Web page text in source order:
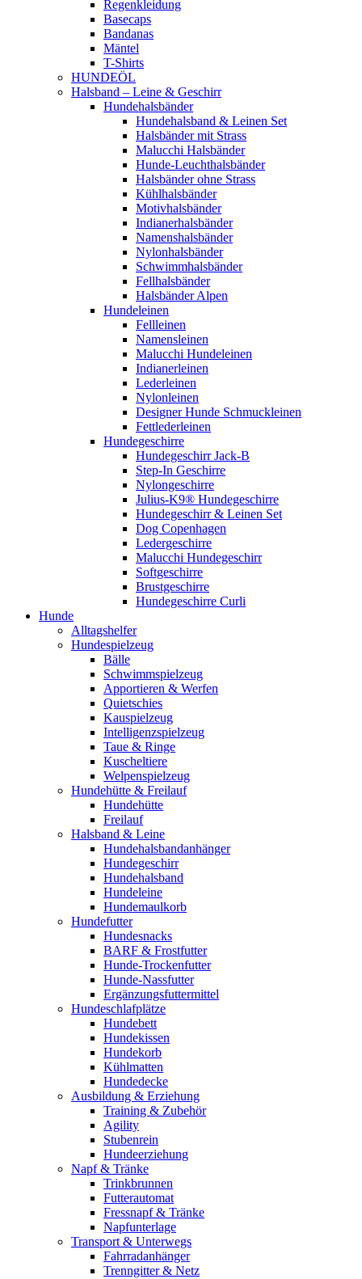
Regenkleidung
Basecaps
Bandanas
Mäntel
T-Shirts
HUNDEÖL
Halsband – Leine & Geschirr
Hundehalsbänder
Hundehalsband & Leinen Set
Halsbänder mit Strass
Malucchi Halsbänder
Hunde-Leuchthalsbänder
Halsbänder ohne Strass
Kühlhalsbänder
Motivhalsbänder
Indianerhalsbänder
Namenshalsbänder
Nylonhalsbänder
Schwimmhalsbänder
Fellhalsbänder
Halsbänder Alpen
Hundeleinen
Fellleinen
Namensleinen
Malucchi Hundeleinen
Indianerleinen
Lederleinen
Nylonleinen
Designer Hunde Schmuckleinen
Fettlederleinen
Hundegeschirre
Hundegeschirr Jack-B
Step-In Geschirre
Nylongeschirre
Julius-K9® Hundegeschirre
Hundegeschirr & Leinen Set
Dog Copenhagen
Ledergeschirre
Malucchi Hundegeschirr
Softgeschirre
Brustgeschirre
Hundegeschirre Curli
Hunde
Alltagshelfer
Hundespielzeug
Bälle
Schwimmspielzeug
Apportieren & Werfen
Quietschies
Kauspielzeug
Intelligenzspielzeug
Taue & Ringe
Kuscheltiere
Welpenspielzeug
Hundehütte & Freilauf
Hundehütte
Freilauf
Halsband & Leine
Hundehalsbandanhänger
Hundegeschirr
Hundehalsband
Hundeleine
Hundemaulkorb
Hundefutter
Hundesnacks
BARF & Frostfutter
Hunde-Trockenfutter
Hunde-Nassfutter
Ergänzungsfuttermittel
Hundeschlafplätze
Hundebett
Hundekissen
Hundekorb
Kühlmatten
Hundedecke
Ausbildung & Erziehung
Training & Zubehör
Agility
Stubenrein
Hundeerziehung
Napf & Tränke
Trinkbrunnen
Futterautomat
Fressnapf & Tränke
Napfunterlage
Transport & Unterwegs
Fahrradanhänger
Trenngitter & Netz